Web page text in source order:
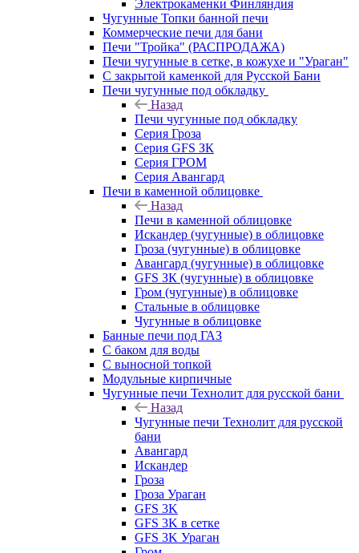
Электрокаменки Финляндия
Чугунные Топки банной печи
Коммерческие печи для бани
Печи "Тройка" (РАСПРОДАЖА)
Печи чугунные в сетке, в кожухе и "Ураган"
С закрытой каменкой для Русской Бани
Печи чугунные под обкладку
Назад
Печи чугунные под обкладку
Серия Гроза
Серия GFS ЗК
Серия ГРОМ
Серия Авангард
Печи в каменной облицовке
Назад
Печи в каменной облицовке
Искандер (чугунные) в облицовке
Гроза (чугунные) в облицовке
Авангард (чугунные) в облицовке
GFS ЗК (чугунные) в облицовке
Гром (чугунные) в облицовке
Стальные в облицовке
Чугунные в облицовке
Банные печи под ГАЗ
С баком для воды
С выносной топкой
Модульные кирпичные
Чугунные печи Технолит для русской бани
Назад
Чугунные печи Технолит для русской
бани
Авангард
Искандер
Гроза
Гроза Ураган
GFS 3K
GFS 3K в сетке
GFS 3K Ураган